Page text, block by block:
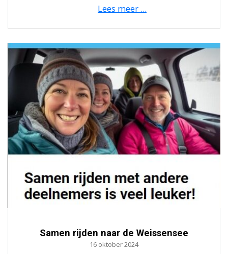
Samen rijden naar de Weissensee
16 oktober 2024